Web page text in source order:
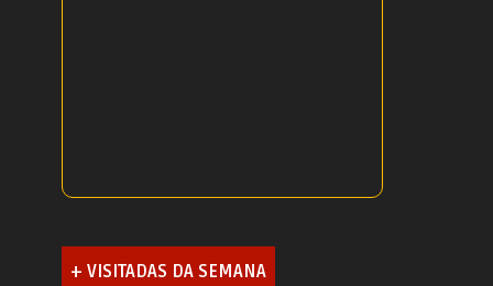
+ VISITADAS DA SEMANA